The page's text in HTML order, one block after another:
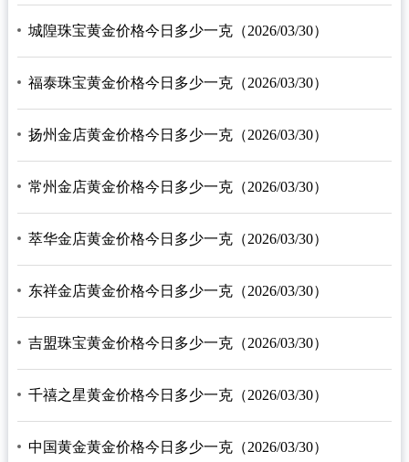
城隍珠宝黄金价格今日多少一克（2026/03/30）
福泰珠宝黄金价格今日多少一克（2026/03/30）
扬州金店黄金价格今日多少一克（2026/03/30）
常州金店黄金价格今日多少一克（2026/03/30）
萃华金店黄金价格今日多少一克（2026/03/30）
东祥金店黄金价格今日多少一克（2026/03/30）
吉盟珠宝黄金价格今日多少一克（2026/03/30）
千禧之星黄金价格今日多少一克（2026/03/30）
中国黄金黄金价格今日多少一克（2026/03/30）